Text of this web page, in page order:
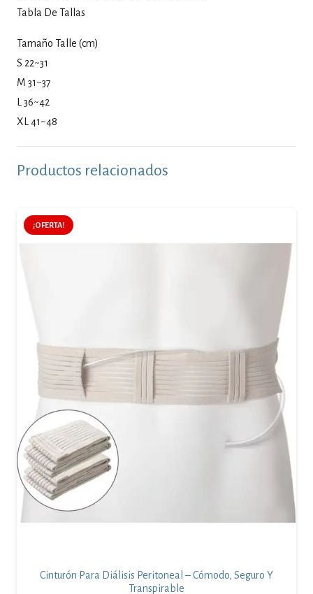
Tabla De Tallas
Tamaño Talle (cm)
S 22~31
M 31~37
L 36~42
XL 41~48
Productos relacionados
¡OFERTA!
Cinturón Para Diálisis Peritoneal – Cómodo, Seguro Y
Transpirable